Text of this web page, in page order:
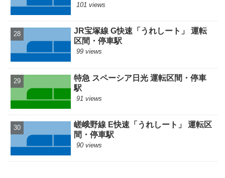
101 views
JR宝塚線 G快速「うれしート」 運転
区間・停車駅
99 views
特急 スペーシア日光 運転区間・停車
駅
91 views
嵯峨野線 E快速「うれしート」 運転区
間・停車駅
90 views